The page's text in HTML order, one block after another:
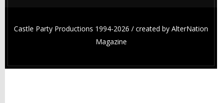
Castle Party Productions 1994-2026 / created by AlterNation
Magazine